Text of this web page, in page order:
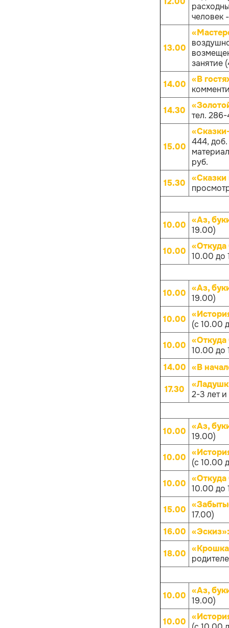
человек
13.00
занятие
14.00 «В
14.30
тел.
15.00 444,
руб.
15.30
«Сказки
10.00 «Аз,
19.00)
10.00 10.00 до
10.00 «Аз,
19.00)
10.00
(с 10.00
10.00 10.00 до
14.00 «В
17.30
2-3 лет
10.00 «Аз,
19.00)
10.00
(с 10.00
10.00 10.00 до
15.00 17.00)
16.00
18.00
10.00 «Аз,
19.00)
10.00